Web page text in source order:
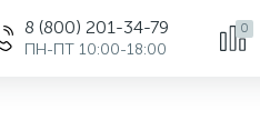
8 (800) 201-34-79
ПН-ПТ 10:00-18:00
0